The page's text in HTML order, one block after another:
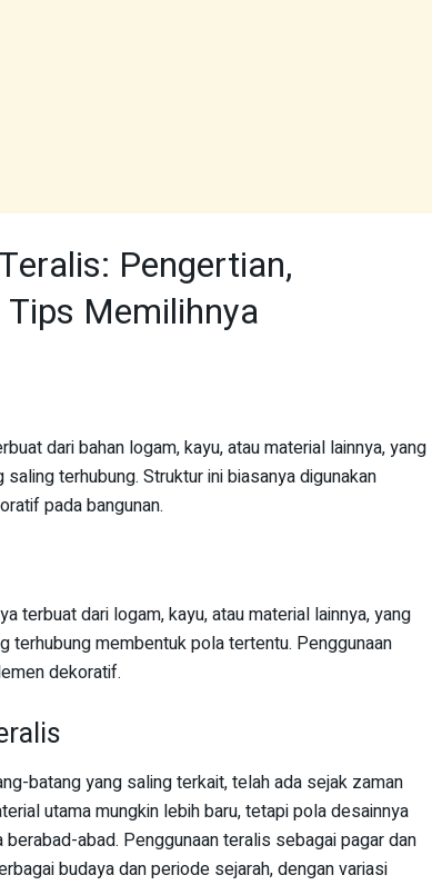
Pengertian,
Memilihnya
dari bahan logam, kayu, atau material lainnya, yang
terhubung. Struktur ini biasanya digunakan
pada bangunan.
terbuat dari logam, kayu, atau material lainnya, yang
terhubung membentuk pola tertentu. Penggunaan
dekoratif.
batang yang saling terkait, telah ada sejak zaman
utama mungkin lebih baru, tetapi pola desainnya
abad. Penggunaan teralis sebagai pagar dan
budaya dan periode sejarah, dengan variasi